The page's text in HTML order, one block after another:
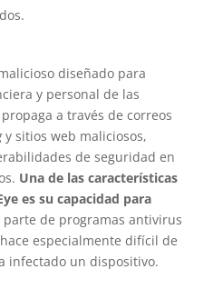
diseñado para
y personal de las
a través de correos
y sitios web maliciosos,
de seguridad en
Una de las características
es su capacidad para
de programas antivirus
especialmente difícil de
infectado un dispositivo.